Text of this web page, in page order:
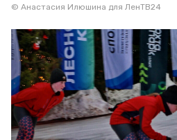
© Анастасия Илюшина для ЛенТВ24